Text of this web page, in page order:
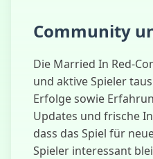
Community
Die Married In Red-
und aktive Spieler
Erfolge sowie
Updates und frische
dass das Spiel für
Spieler interessant